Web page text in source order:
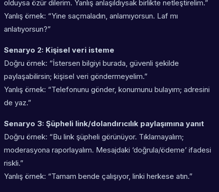
olduysa özür dilerim. Yanlış anlaşıldıysak birlikte netleştirelim.”
Yanlış örnek: “Yine saçmaladın, anlamıyorsun. Laf mı
anlatıyorsun?”
Senaryo 2: Kişisel veri isteme
Doğru örnek: “İstersen bilgiyi burada, güvenli şekilde
paylaşabilirsin; kişisel veri göndermeyelim.”
Yanlış örnek: “Telefonunu gönder, konumunu bulayım; adresini
de yaz.”
Senaryo 3: Şüpheli link/dolandırıcılık paylaşımına yanıt
Doğru örnek: “Bu link şüpheli görünüyor. Tıklamayalım;
moderasyona raporlayalım. Mesajdaki ‘doğrula/ödeme’ ifadesi
riskli.”
Yanlış örnek: “Tamam bende çalışıyor, linki herkese atın.”